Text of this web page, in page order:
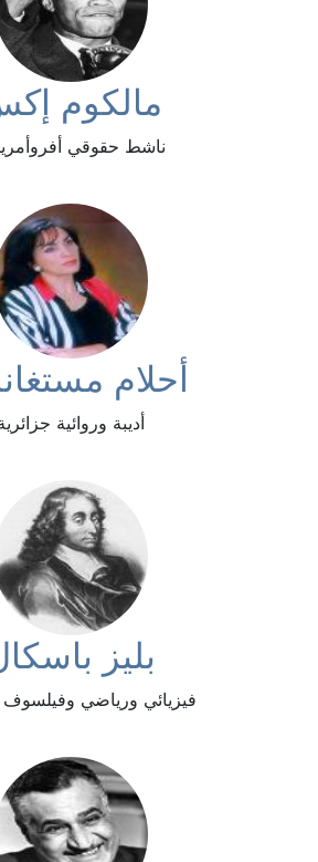
مالكوم
ناشط حقوقي
أحلام
أديبة وروائية
بليز
فيزيائي ورياضي